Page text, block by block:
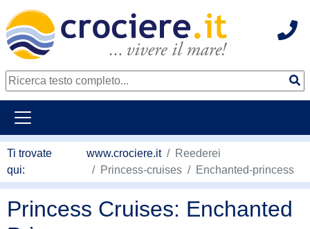
Ti trovate
qui:
www.crociere.it
Reederei
Princess-cruises
Enchanted-princess
Princess Cruises: Enchanted